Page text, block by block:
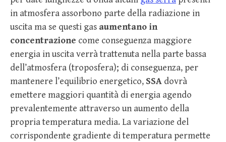
in atmosfera assorbono parte della radiazione in
uscita ma se questi gas aumentano in
concentrazione come conseguenza maggiore
energia in uscita verrà trattenuta nella parte bassa
dell’atmosfera (troposfera); di conseguenza, per
mantenere l’equilibrio energetico, SSA dovrà
emettere maggiori quantità di energia agendo
prevalentemente attraverso un aumento della
propria temperatura media. La variazione del
corrispondente gradiente di temperatura permette